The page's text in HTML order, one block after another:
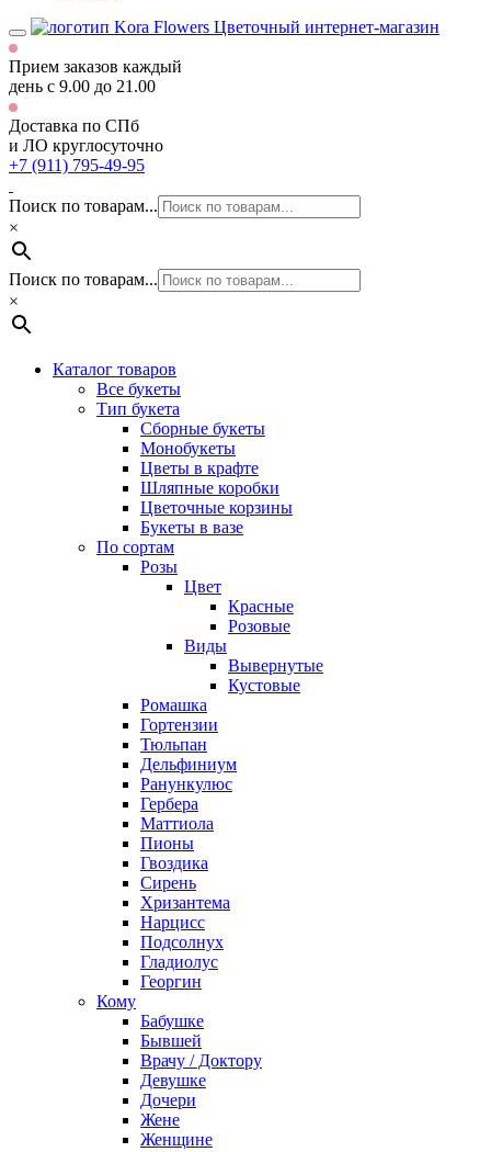
Цветочный интернет-магазин
Прием заказов каждый
день с 9.00 до 21.00
Доставка по СПб
и ЛО круглосуточно
+7 (911) 795-49-95
Поиск по товарам...
×
Поиск по товарам...
×
Каталог товаров
Все букеты
Тип букета
Сборные букеты
Монобукеты
Цветы в крафте
Шляпные коробки
Цветочные корзины
Букеты в вазе
По сортам
Розы
Цвет
Красные
Розовые
Виды
Вывернутые
Кустовые
Ромашка
Гортензии
Тюльпан
Дельфиниум
Ранункулюс
Гербера
Маттиола
Пионы
Гвоздика
Сирень
Хризантема
Нарцисс
Подсолнух
Гладиолус
Георгин
Кому
Бабушке
Бывшей
Врачу / Доктору
Девушке
Дочери
Жене
Женщине